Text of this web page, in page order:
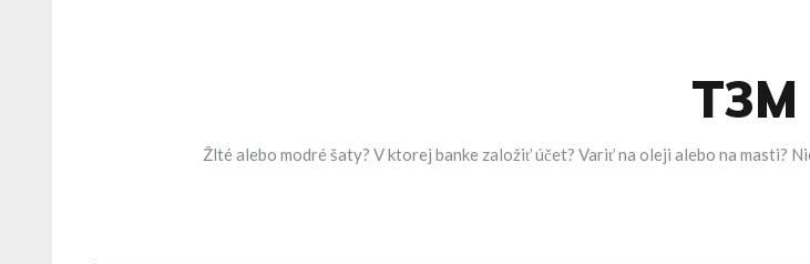
T3M
Žlté alebo modré šaty? V ktorej banke založiť účet? Variť na oleji alebo na masti?